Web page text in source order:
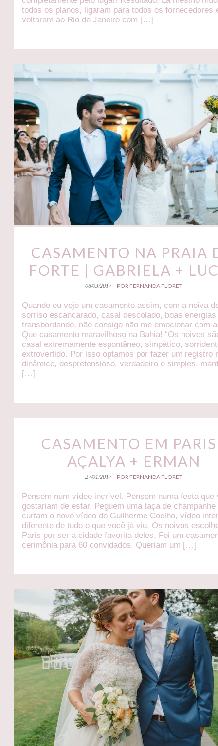
todos os planos, ligaram para todos os fornecedores
voltaram ao Rio de Janeiro com […]
CASAMENTO NA PRAIA
FORTE | GABRIELA +
08/03/2017 - POR FERNANDA FLORET
Quando eu vejo um casamento assim, com a noiva
sorriso escancarado, casal descolado, boas energias
transbordando, não consigo não me emocionar com
Que casamento maravilhoso na Bahia! “Os noivos
casal extremamente espontâneo, simpático,
extrovertido. Por isso optamos por fazer um registro
dinâmico, despretensioso, verdadeiro e simples,
[…]
CASAMENTO EM
AÇALYA + ERMAN
27/01/2017 - POR FERNANDA FLORET
Pensem num vídeo incrível. Pensem numa festa que
gostariam de estar. Peguem uma taça de champanhe
curtam o novo vídeo do Guilherme Coelho, vídeo
diferente de tudo o que você já viu. Os noivos
Paris por ser a cidade favorita deles. Foi um
cerimônia para 60 convidados. Queriam um […]